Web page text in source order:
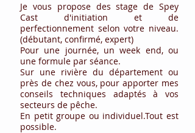
Je vous propose des stage de Spey
Cast d'initiation et de
perfectionnement selon votre niveau.
(débutant, confirmé, expert)
Pour une journée, un week end, ou
une formule par séance.
Sur une rivière du département ou
près de chez vous, pour apporter mes
conseils techniques adaptés à vos
secteurs de pêche.
En petit groupe ou individuel.Tout est
possible.